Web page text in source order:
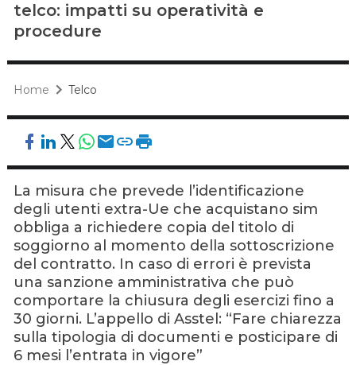
telco: impatti su operatività e
procedure
Home Telco
La misura che prevede l’identificazione
degli utenti extra-Ue che acquistano sim
obbliga a richiedere copia del titolo di
soggiorno al momento della sottoscrizione
del contratto. In caso di errori è prevista
una sanzione amministrativa che può
comportare la chiusura degli esercizi fino a
30 giorni. L’appello di Asstel: “Fare chiarezza
sulla tipologia di documenti e posticipare di
6 mesi l’entrata in vigore”